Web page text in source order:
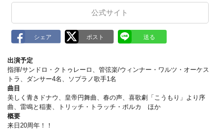
公式サイト
出演予定
指揮/サンドロ・クトゥレーロ、管弦楽/ウィンナー・ワルツ・オーケス
トラ、ダンサー4名、ソプラノ歌手1名
曲目
美しく青きドナウ、皇帝円舞曲、春の声、喜歌劇「こうもり」より序
曲、雷鳴と稲妻、トリッチ・トラッチ・ポルカ ほか
概要
来日20周年！！